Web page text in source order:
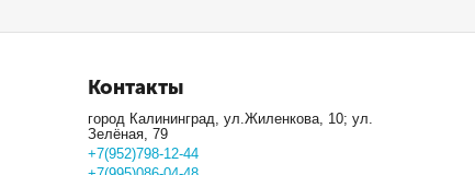
Контакты
город Калининград, ул.Жиленкова, 10; ул.
Зелёная, 79
+7(952)798-12-44